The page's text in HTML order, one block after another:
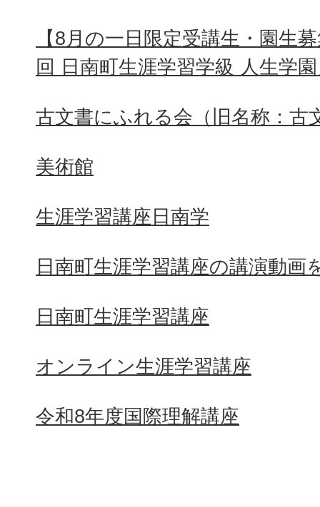
【8月の一日限定受講生・園生
回 日南町生涯学習学級 人生学
古文書にふれる会（旧名称：古
美術館
生涯学習講座日南学
日南町生涯学習講座の講演動画
日南町生涯学習講座
オンライン生涯学習講座
令和8年度国際理解講座